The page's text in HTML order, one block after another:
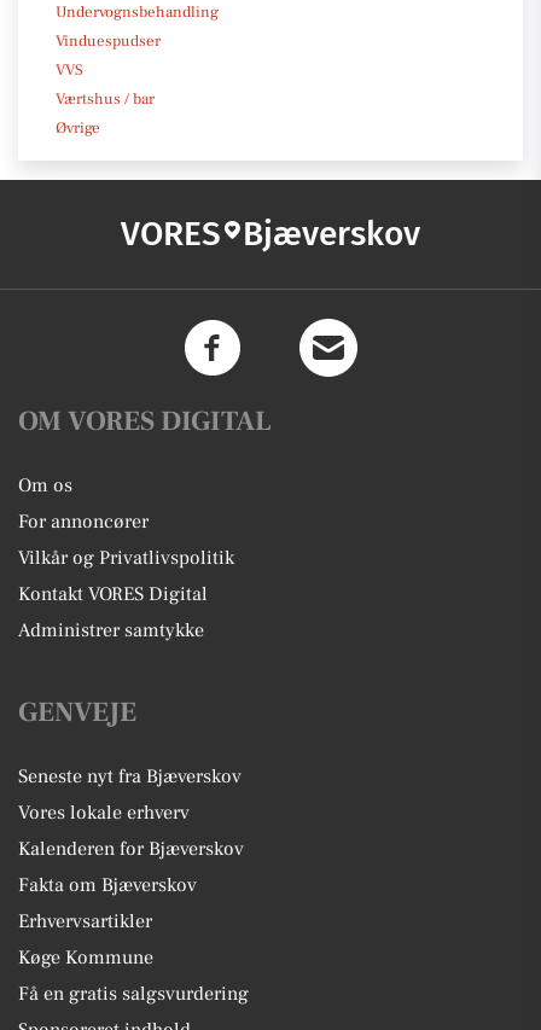
Undervognsbehandling
Vinduespudser
VVS
Værtshus / bar
Øvrige
VORES Bjæverskov
OM VORES DIGITAL
Om os
For annoncører
Vilkår og Privatlivspolitik
Kontakt VORES Digital
Administrer samtykke
GENVEJE
Seneste nyt fra Bjæverskov
Vores lokale erhverv
Kalenderen for Bjæverskov
Fakta om Bjæverskov
Erhvervsartikler
Køge Kommune
Få en gratis salgsvurdering